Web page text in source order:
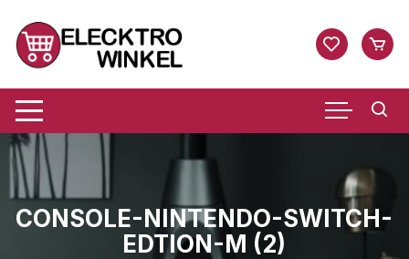
naar
inhoud
CONSOLE-NINTENDO-SWITCH-
EDTION-M (2)